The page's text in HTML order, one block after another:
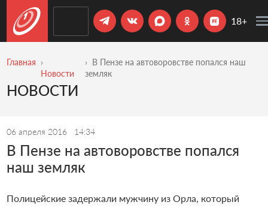
18+
Главная
Новости
В Пензе на автоворовстве попался наш
земляк
НОВОСТИ
06 апреля 2016 14:34
В Пензе на автоворовстве попался
наш земляк
Полицейские задержали мужчину из Орла, который